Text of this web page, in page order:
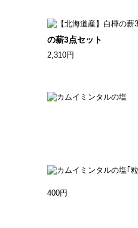
の薪3点セット
2,310円
400円